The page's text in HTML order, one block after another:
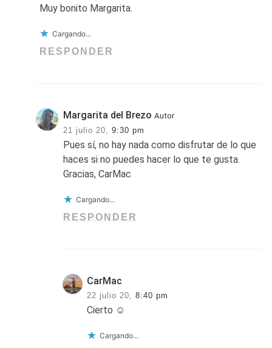
Muy bonito Margarita.
Cargando...
RESPONDER
Margarita del Brezo Autor
21 julio 20,
9:30 pm
Pues sí, no hay nada como disfrutar de lo que
haces si no puedes hacer lo que te gusta.
Gracias, CarMac
Cargando...
RESPONDER
CarMac
22 julio 20, 8:40 pm
Cierto ☺️
Cargando...